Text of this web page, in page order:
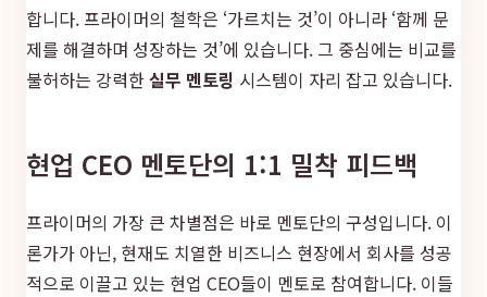
합니다. 프라이머의 철학은 ‘가르치는 것’이 아니라 ‘함께 문
제를 해결하며 성장하는 것’에 있습니다. 그 중심에는 비교를
불허하는 강력한실무 멘토링 시스템이 자리 잡고 있습니다.
현업 CEO 멘토단의 1:1 밀착 피드백
프라이머의 가장 큰 차별점은 바로 멘토단의 구성입니다. 이
론가가 아닌, 현재도 치열한 비즈니스 현장에서 회사를 성공
적으로 이끌고 있는 현업 CEO들이 멘토로 참여합니다. 이들